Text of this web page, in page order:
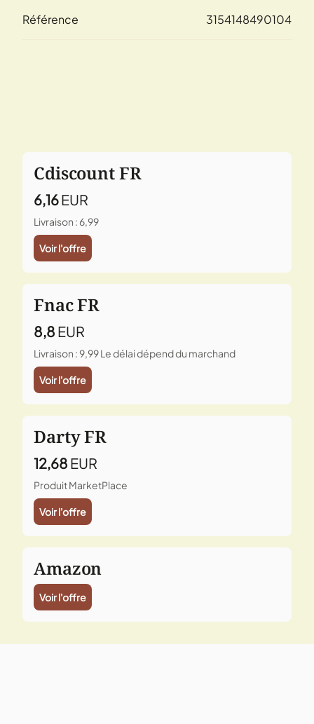
Référence 3154148490104
Cdiscount FR
6,16EUR
Livraison : 6,99
Voir l'offre
Fnac FR
8,8 EUR
Livraison : 9,99Le délai dépend du marchand
Voir l'offre
Darty FR
12,68 EUR
Produit MarketPlace
Voir l'offre
Amazon
Voir l'offre